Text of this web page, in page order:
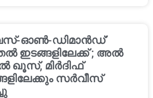
ഓൺ-ഡിമാൻഡ്’
ഇടങ്ങളിലേക്ക് ; അൽ
മിർദിഫ്
സർവീസ്